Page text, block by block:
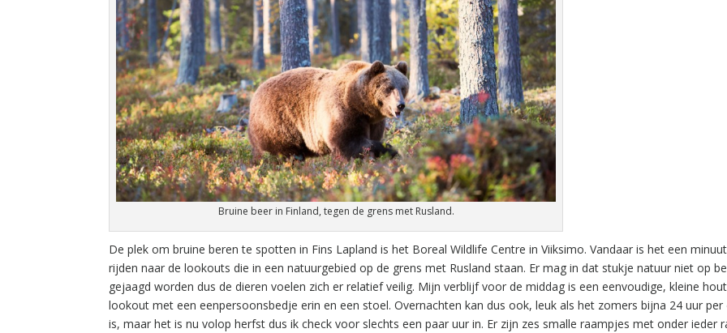
Bruine beer in Finland, tegen de grens met Rusland.
De plek om bruine beren te spotten in Fins Lapland is het Boreal Wildlife Centre in Viiksimo. Vandaar is het een
rijden naar de lookouts die in een natuurgebied op de grens met Rusland staan. Er mag in dat stukje natuur niet op
gejaagd worden dus de dieren voelen zich er relatief veilig. Mijn verblijf voor de middag is een eenvoudige, kleine
lookout met een eenpersoonsbedje erin en een stoel. Overnachten kan dus ook, leuk als het zomers bijna 24 uur per
is, maar het is nu volop herfst dus ik check voor slechts een paar uur in. Er zijn zes smalle raampjes met onder ieder